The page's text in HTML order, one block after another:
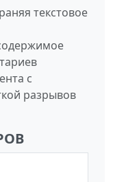
текстовое
с
разрывов